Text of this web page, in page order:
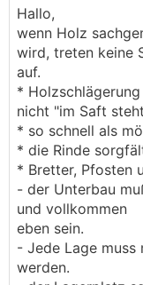
Hallo,
wenn Holz
wird, treten keine
auf.
*
nicht "im Saft
* so schnell als
* die Rinde
* Bretter, Pfosten
- der Unterbau
und vollkommen
eben sein.
- Jede Lage
werden.